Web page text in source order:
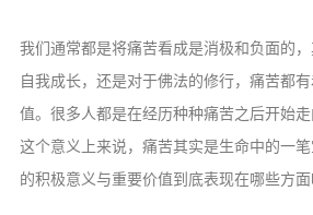
我们通常都是将痛苦看成是消极和负面的
自我成长，还是对于佛法的修行，痛苦都
值。很多人都是在经历种种痛苦之后开始
这个意义上来说，痛苦其实是生命中的一
的积极意义与重要价值到底表现在哪些方面